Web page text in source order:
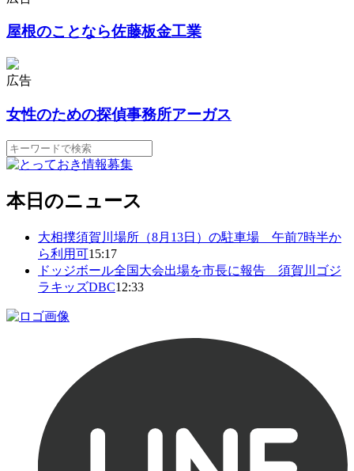
屋根のことなら佐藤板金工業
広告
女性のための探偵事務所アーガス
本日のニュース
大相撲須賀川場所（8月13日）の駐車場 午前7時半か
ら利用可15:17
ドッジボール全国大会出場を市長に報告 須賀川ゴジ
ラキッズDBC12:33